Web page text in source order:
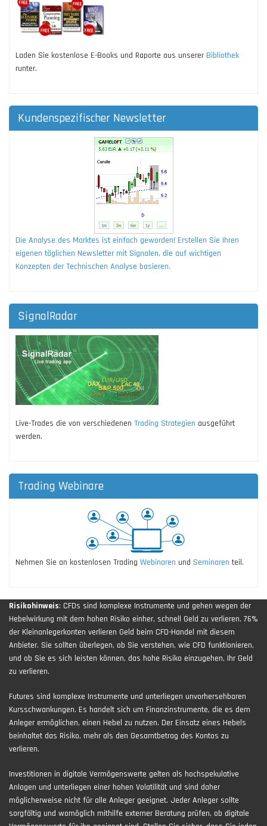
Laden Sie kostenlose E-Books und Raporte aus unserer Bibliothek
runter.
Kundenspezifischer Newsletter
Die Analyse des Marktes ist einfach geworden! Erstellen Sie Ihren
eigenen täglichen Newsletter mit Signalen, die auf wichtigen
Konzepten der Technischen Analyse basieren.
SignalRadar
Live-Trades die von verschiedenen Trading Strategien ausgeführt
werden.
Trading Webinare
Nehmen Sie an kostenlosen Trading Webinaren und Seminaren teil.
Risikohinweis: CFDs sind komplexe Instrumente und gehen wegen der
Hebelwirkung mit dem hohen Risiko einher, schnell Geld zu verlieren. 76%
der Kleinanlegerkonten verlieren Geld beim CFD-Handel mit diesem
Anbieter. Sie sollten überlegen, ob Sie verstehen, wie CFD funktionieren,
und ob Sie es sich leisten können, das hohe Risiko einzugehen, Ihr Geld
zu verlieren.
Futures sind komplexe Instrumente und unterliegen unvorhersehbaren
Kursschwankungen. Es handelt sich um Finanzinstrumente, die es dem
Anleger ermöglichen, einen Hebel zu nutzen. Der Einsatz eines Hebels
beinhaltet das Risiko, mehr als den Gesamtbetrag des Kontos zu
verlieren.
Investitionen in digitale Vermögenswerte gelten als hochspekulative
Anlagen und unterliegen einer hohen Volatilität und sind daher
möglicherweise nicht für alle Anleger geeignet. Jeder Anleger sollte
sorgfältig und womöglich mithilfe externer Beratung prüfen, ob digitale